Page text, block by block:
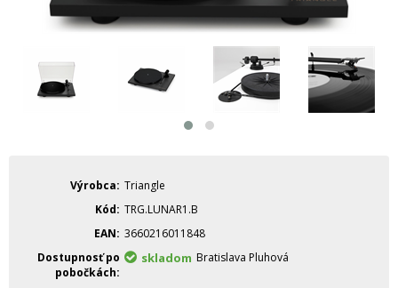
Výrobca Triangle
Kód TRG.LUNAR1.B
EAN 3660216011848
Dostupnosť po
pobočkách
skladom Bratislava Pluhová